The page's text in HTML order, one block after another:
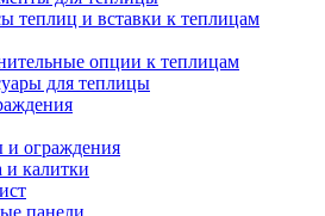
теплиц и вставки к теплицам
опции к теплицам
для теплицы
и ограждения
и калитки
панели